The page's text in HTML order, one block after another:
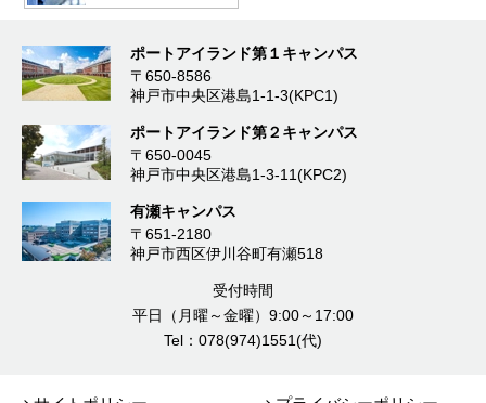
ポートアイランド第１キャンパス
〒650-8586
神戸市中央区港島1-1-3(KPC1)
ポートアイランド第２キャンパス
〒650-0045
神戸市中央区港島1-3-11(KPC2)
有瀬キャンパス
〒651-2180
神戸市西区伊川谷町有瀬518
受付時間
平日（月曜～金曜）9:00～17:00
Tel：078(974)1551(代)